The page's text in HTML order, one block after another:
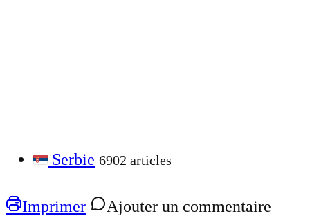
Serbie 6902 articles
Imprimer
Ajouter un commentaire